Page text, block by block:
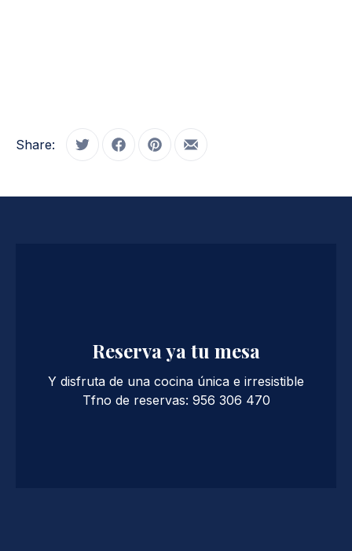
Share: Tweet Share on Facebook
Share on Pinterest
Share by Email
Reserva ya tu mesa
Y disfruta de una cocina única e irresistible
Tfno de reservas: 956 306 470